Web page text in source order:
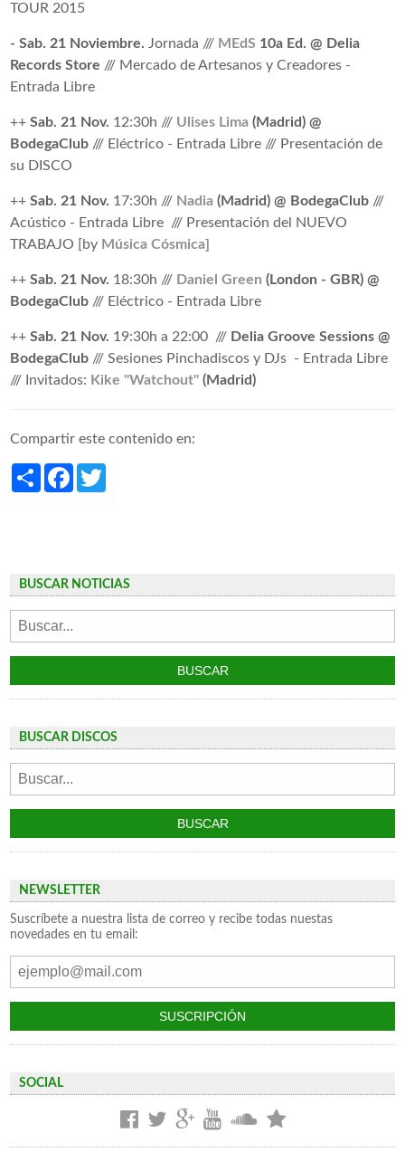
TOUR 2015
- Sab. 21 Noviembre. Jornada /// MEdS 10a Ed. @ Delia
Records Store /// Mercado de Artesanos y Creadores -
Entrada Libre
++ Sab. 21 Nov. 12:30h /// Ulises Lima (Madrid) @
BodegaClub /// Eléctrico - Entrada Libre /// Presentación de
su DISCO
++ Sab. 21 Nov. 17:30h /// Nadia (Madrid) @ BodegaClub ///
Acústico - Entrada Libre /// Presentación del NUEVO
TRABAJO [by Música Cósmica]
++ Sab. 21 Nov. 18:30h /// Daniel Green (London - GBR) @
BodegaClub /// Eléctrico - Entrada Libre
++ Sab. 21 Nov. 19:30h a 22:00 /// Delia Groove Sessions @
BodegaClub /// Sesiones Pinchadiscos y DJs - Entrada Libre
/// Invitados: Kike "Watchout" (Madrid)
Compartir este contenido en:
ShareFacebook
BUSCAR NOTICIAS
BUSCAR DISCOS
NEWSLETTER
Suscríbete a nuestra lista de correo y recibe todas nuestas
novedades en tu email:
SOCIAL